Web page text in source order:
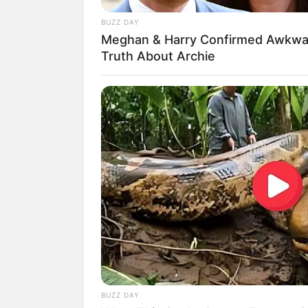
BUZZ DAY
Meghan & Harry Confirmed
Truth About Archie
BUZZ DAY